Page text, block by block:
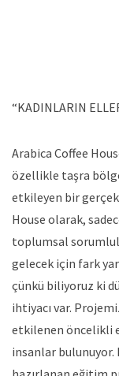
“KADINLARIN
Arabica Coffee
özellikle taşra
etkileyen bir
House olarak,
toplumsal
gelecek için fark
çünkü biliyoruz ki
ihtiyacı var.
etkilenen öncelikli
insanlar bulunuyor.